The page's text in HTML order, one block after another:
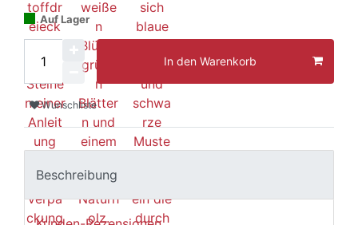
Auf Lager
In den Warenkorb
Wunschliste
Beschreibung